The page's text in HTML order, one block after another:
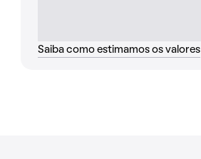
Saiba como estimamos os valores